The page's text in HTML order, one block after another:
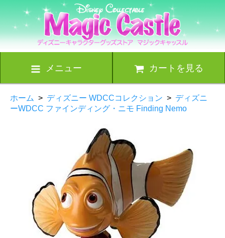
メニュー カートを見る
ホーム > ディズニー WDCCコレクション > ディズニ
ーWDCC ファインディング・ニモ Finding Nemo